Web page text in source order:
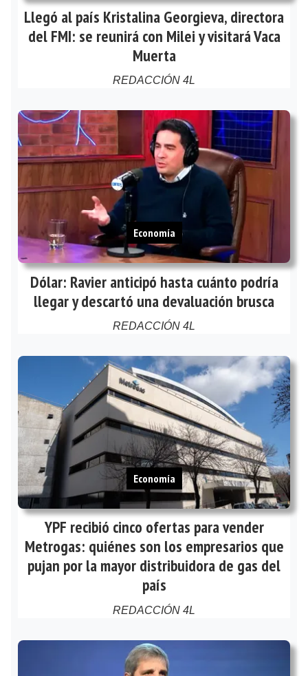
Llegó al país Kristalina Georgieva, directora
del FMI: se reunirá con Milei y visitará Vaca
Muerta
REDACCIÓN 4L
Dólar: Ravier anticipó hasta cuánto podría
llegar y descartó una devaluación brusca
REDACCIÓN 4L
Economía
YPF recibió cinco ofertas para vender
Metrogas: quiénes son los empresarios que
pujan por la mayor distribuidora de gas del
país
REDACCIÓN 4L
Economía